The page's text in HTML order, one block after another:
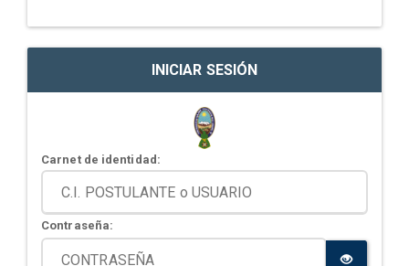
INICIAR SESIÓN
Carnet de identidad:
Contraseña: